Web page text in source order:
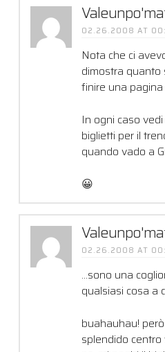
02.26.2008 AT
Nota che ci
dimostra quanto
finire una
In ogni caso
biglietti per il
quando vado a
😀
02.26.2008 AT
…sono una
qualsiasi cosa a
buahauhau!
splendido